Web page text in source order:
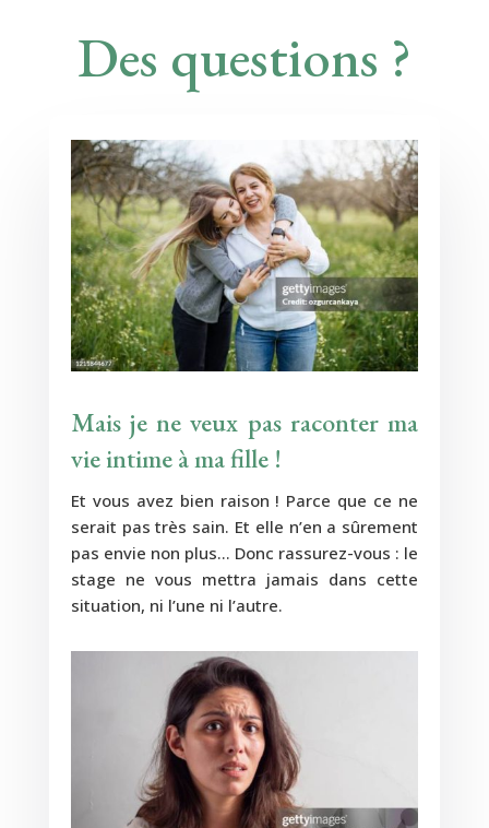
Des questions ?
Mais je ne veux pas raconter ma
vie intime à ma fille !
Et vous avez bien raison ! Parce que ce ne
serait pas très sain. Et elle n’en a sûrement
pas envie non plus… Donc rassurez-vous : le
stage ne vous mettra jamais dans cette
situation, ni l’une ni l’autre.